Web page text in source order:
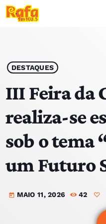
play_arrow OUVIR RAFA
HOME
NOTÍCIAS
EQUIPA
TOP 15
DESTAQUES
III Feira da
realiza-se
sob o tema
um Futuro
today MAIO 11, 2026 42